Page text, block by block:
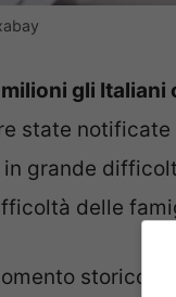
gli
state
grande
delle
storico